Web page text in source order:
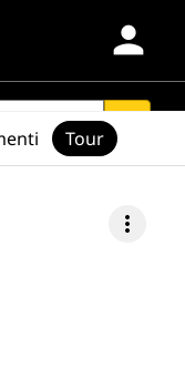
person
search
more_vert
Tour